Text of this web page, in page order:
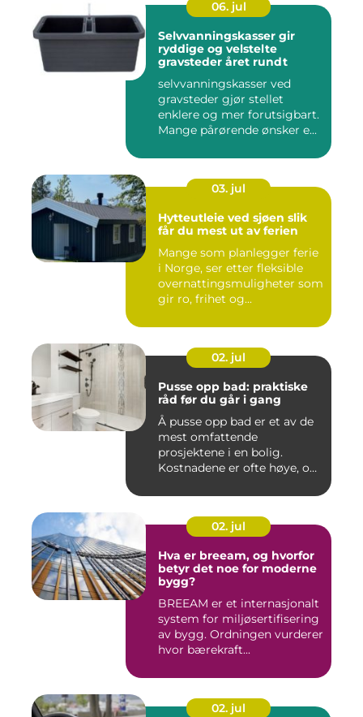
06. jul
Selvvanningskasser gir
ryddige og velstelte
gravsteder året rundt
selvvanningskasser ved
gravsteder gjør stellet
enklere og mer forutsigbart.
Mange pårørende ønsker e...
03. jul
Hytteutleie ved sjøen slik
får du mest ut av ferien
Mange som planlegger ferie
i Norge, ser etter fleksible
overnattingsmuligheter som
gir ro, frihet og...
02. jul
Pusse opp bad: praktiske
råd før du går i gang
Å pusse opp bad er et av de
mest omfattende
prosjektene i en bolig.
Kostnadene er ofte høye, og
02. jul
Hva er breeam, og hvorfor
betyr det noe for moderne
bygg?
BREEAM er et internasjonalt
system for miljøsertifisering
av bygg. Ordningen vurderer
hvor bærekraft...
02. jul